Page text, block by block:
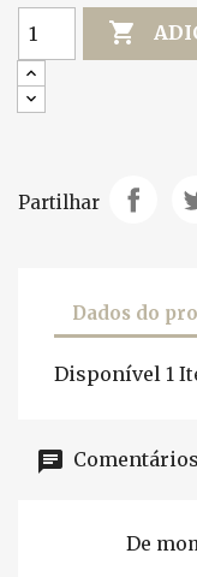

Partilhar
Dados do
Disponível 1
De